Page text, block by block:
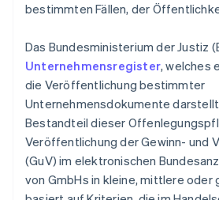
bestimmten Fällen, der
Das Bundesministerium der Justiz
Unternehmensregister, welches
die Veröffentlichung bestimmter
Unternehmensdokumente
Bestandteil dieser
Veröffentlichung der Gewinn- und
(GuV) im elektronischen
von GmbHs in kleine, mittlere oder